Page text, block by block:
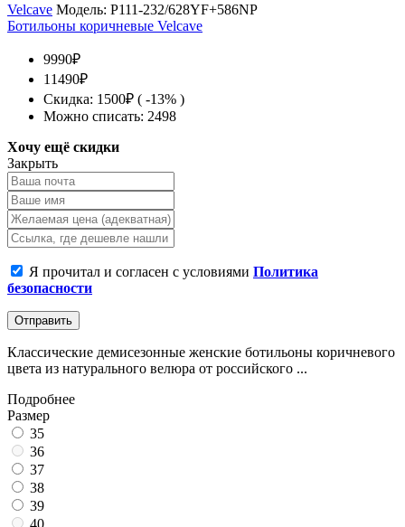
Velcave Модель: P111-232/628YF+586NP
Ботильоны коричневые Velcave
9990₽
11490₽
Скидка: 1500₽ ( -13% )
Можно списать: 2498
Хочу ещё скидки
Закрыть
Я прочитал и согласен с условиями Политика
безопасности
Отправить
Классические демисезонные женские ботильоны коричневого
цвета из натурального велюра от российского ...
Подробнее
Размер
35
36
37
38
39
40